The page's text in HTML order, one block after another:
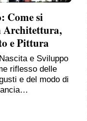
Come si
Architettura,
e Pittura
e Sviluppo
riflesso delle
e del modo di